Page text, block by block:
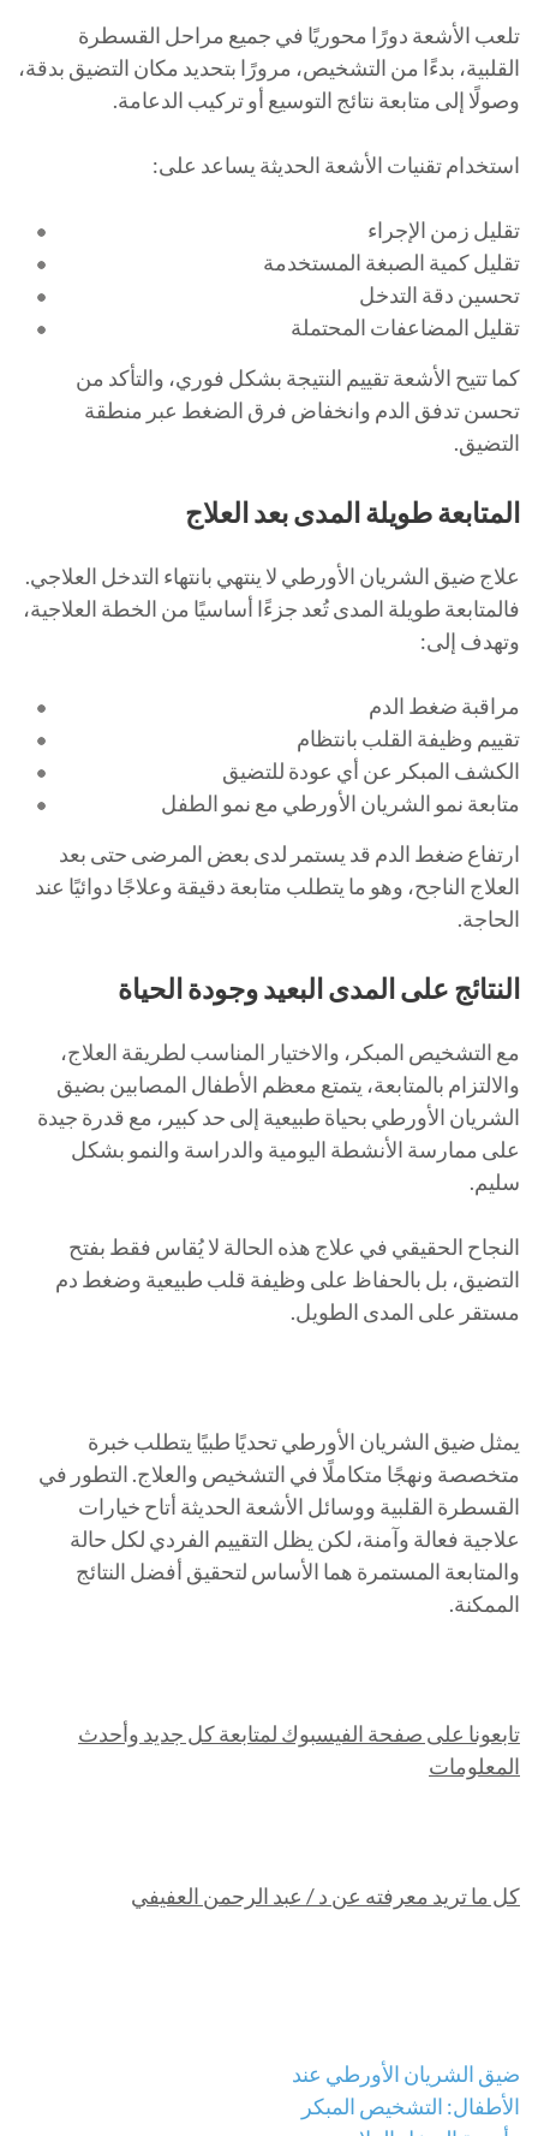
تلعب الأشعة دورًا محوريًا في جميع مراحل القسطرة
القلبية، بدءًا من التشخيص، مرورًا بتحديد مكان التضيق بدقة،
وصولًا إلى متابعة نتائج التوسيع أو تركيب الدعامة.
استخدام تقنيات الأشعة الحديثة يساعد على:
تقليل زمن الإجراء
تقليل كمية الصبغة المستخدمة
تحسين دقة التدخل
تقليل المضاعفات المحتملة
كما تتيح الأشعة تقييم النتيجة بشكل فوري، والتأكد من
تحسن تدفق الدم وانخفاض فرق الضغط عبر منطقة
التضيق.
المتابعة طويلة المدى بعد العلاج
علاج ضيق الشريان الأورطي لا ينتهي بانتهاء التدخل العلاجي.
فالمتابعة طويلة المدى تُعد جزءًا أساسيًا من الخطة العلاجية،
وتهدف إلى:
مراقبة ضغط الدم
تقييم وظيفة القلب بانتظام
الكشف المبكر عن أي عودة للتضيق
متابعة نمو الشريان الأورطي مع نمو الطفل
ارتفاع ضغط الدم قد يستمر لدى بعض المرضى حتى بعد
العلاج الناجح، وهو ما يتطلب متابعة دقيقة وعلاجًا دوائيًا عند
الحاجة.
النتائج على المدى البعيد وجودة الحياة
مع التشخيص المبكر، والاختيار المناسب لطريقة العلاج،
والالتزام بالمتابعة، يتمتع معظم الأطفال المصابين بضيق
الشريان الأورطي بحياة طبيعية إلى حد كبير، مع قدرة جيدة
على ممارسة الأنشطة اليومية والدراسة والنمو بشكل
سليم.
النجاح الحقيقي في علاج هذه الحالة لا يُقاس فقط بفتح
التضيق، بل بالحفاظ على وظيفة قلب طبيعية وضغط دم
مستقر على المدى الطويل.
يمثل ضيق الشريان الأورطي تحديًا طبيًا يتطلب خبرة
متخصصة ونهجًا متكاملًا في التشخيص والعلاج. التطور في
القسطرة القلبية ووسائل الأشعة الحديثة أتاح خيارات
علاجية فعالة وآمنة، لكن يظل التقييم الفردي لكل حالة
والمتابعة المستمرة هما الأساس لتحقيق أفضل النتائج
الممكنة.
تابعونا على صفحة الفيسبوك لمتابعة كل جديد وأحدث
المعلومات
كل ما تريد معرفته عن د / عبد الرحمن العفيفي
تصفّح
المقالات
ضيق الشريان الأورطي عند
الأطفال: التشخيص المبكر